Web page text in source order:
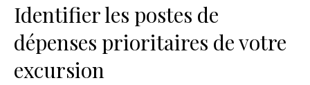
Identifier les postes de
dépenses prioritaires de votre
excursion